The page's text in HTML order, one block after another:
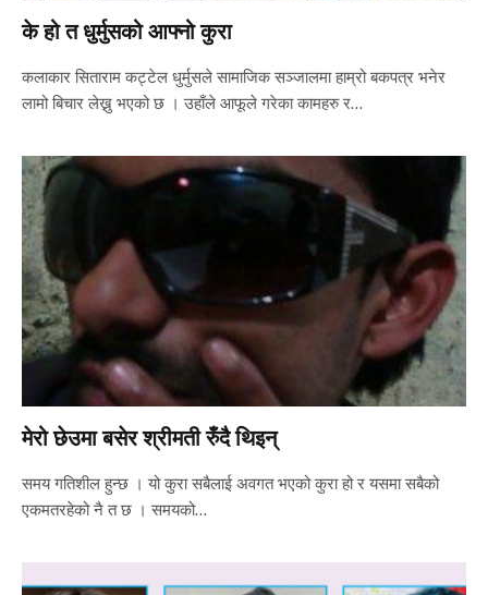
के हो त धुर्मुसको आफ्नो कुरा
कलाकार सिताराम कट्टेल धुर्मुसले सामाजिक सञ्जालमा हाम्रो बकपत्र भनेर
लामो बिचार लेख्नु भएको छ । उहाँले आफूले गरेका कामहरु र…
मेरो छेउमा बसेर श्रीमती रुँदै थिइन्
समय गतिशील हुन्छ । यो कुरा सबैलाई अवगत भएको कुरा हो र यसमा सबैको
एकमतरहेको नै त छ । समयको…